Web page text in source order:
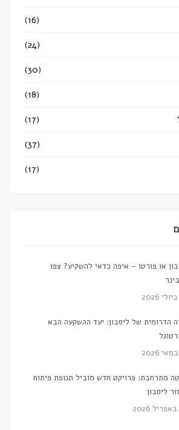
(16)
(24)
(30)
(18)
(17)
(37)
(17)
או פורטו – איפה כדאי להשקיע? צפו
הדרומית של ליסבון: יעד ההשקעה הבא
מתרחבת: פרויקט חדש מוביל תנופת פיתוח
ליסבון